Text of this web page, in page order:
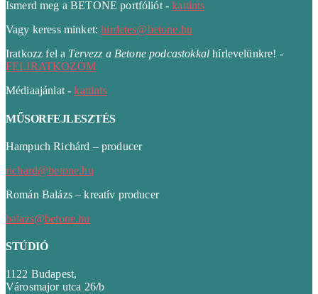
Ismerd meg a BETONE portfóliót -kattints
Vagy keress minket:hirdetes@betone.hu
Iratkozz fel a Tervezz a Betone podcastokkal hírlevelünkre! -
FELIRATKOZOM
Médiaajánlat -kattints
MŰSORFEJLESZTÉS
Hampuch Richárd – producer
richard@betone.hu
Román Balázs – kreatív producer
balazs@betone.hu
STÚDIÓ
1122 Budapest,
Városmajor utca 26/b